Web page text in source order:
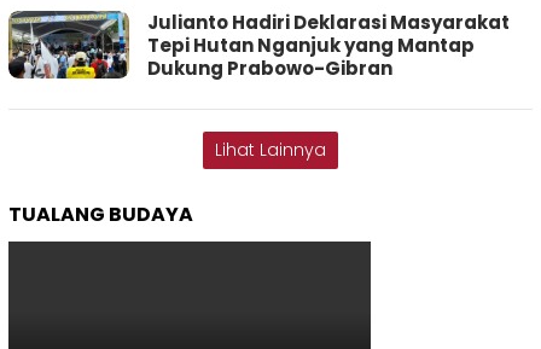
Julianto Hadiri Deklarasi Masyarakat
Tepi Hutan Nganjuk yang Mantap
Dukung Prabowo-Gibran
Lihat Lainnya
TUALANG BUDAYA